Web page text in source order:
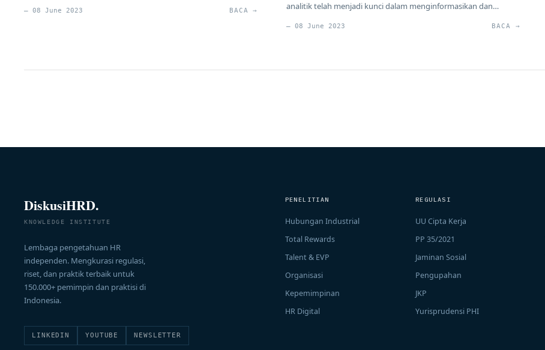
telah menjadi alat yang penting untuk mengoptimalkan strategi
— 08 June 2023 BACA →
analitik telah menjadi kunci dalam menginformasikan dan
Daya Manusia (SDM), HR Analytics telah menjadi alat yang
— 08 June 2023 BACA →
DiskusiHRD.
KNOWLEDGE INSTITUTE
Lembaga pengetahuan HR
independen. Mengkurasi regulasi,
riset, dan praktik terbaik untuk
150.000+ pemimpin dan praktisi di
Indonesia.
LINKEDIN YOUTUBE NEWSLETTER
PENELITIAN
Hubungan Industrial
Total Rewards
Talent & EVP
Organisasi
Kepemimpinan
HR Digital
REGULASI
UU Cipta Kerja
PP 35/2021
Jaminan Sosial
Pengupahan
JKP
Yurisprudensi PHI